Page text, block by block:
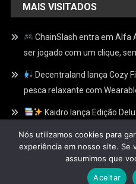
MAIS VISITADOS
ChainSlash entra em Alfa
ser jogado com um clique,
Decentraland lança Cozy
pesca relaxante com
Kaidro lança Edição
exclusivas no Web3
Nós utilizamos cookies para
experiência em nosso site. Se
assumimos que
Aceitar